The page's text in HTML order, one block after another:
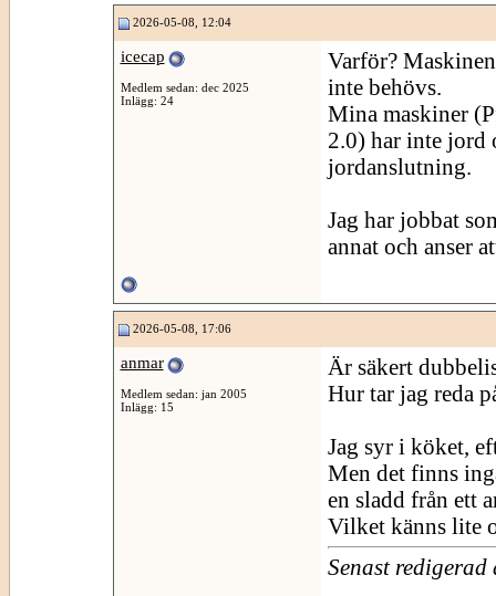
2026-05-08, 12:04
icecap
Medlem sedan: dec 2025
Inlägg: 24
Varför?
inte behövs.
Mina maskiner
2.0) har inte jord
jordanslutning.
Jag har jobbat
annat och anser
2026-05-08, 17:06
anmar
Medlem sedan: jan 2005
Inlägg: 15
Är säkert
Hur tar jag reda
Jag syr i köket,
Men det finns
en sladd från ett
Vilket känns lite
Senast